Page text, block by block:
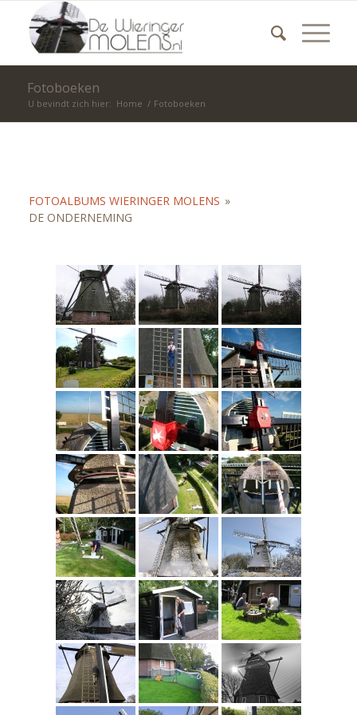
Fotoboeken
U bevindt zich hier: Home / Fotoboeken
FOTOALBUMS WIERINGER MOLENS »
DE ONDERNEMING